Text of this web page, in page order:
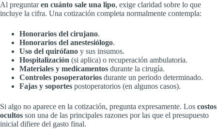
Al preguntaren cuánto sale una lipo, exige claridad sobre lo que
incluye la cifra. Una cotización completa normalmente contempla:
Honorarios del cirujano.
Honorarios del anestesiólogo.
Uso del quirófano y sus insumos.
Hospitalización (si aplica) o recuperación ambulatoria.
Materiales y medicamentos durante la cirugía.
Controles posoperatorios durante un periodo determinado.
Fajas y soportes postoperatorios (en algunos casos).
Si algo no aparece en la cotización, pregunta expresamente. Los costos
ocultos son una de las principales razones por las que el presupuesto
inicial difiere del gasto final.